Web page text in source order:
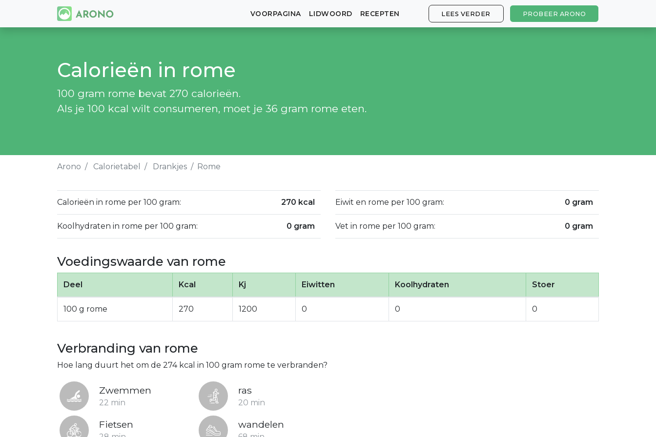
VOORPAGINA LIDWOORD RECEPTEN LEES VERDER PROBEER ARONO
Calorieën in rome
100 gram rome bevat 270 calorieën.
Als je 100 kcal wilt consumeren, moet je 36 gram rome eten.
Arono Calorietabel Drankjes Rome
Calorieën in rome per 100 gram: 270 kcal
Koolhydraten in rome per 100 gram: 0 gram
Eiwit en rome per 100 gram: 0 gram
Vet in rome per 100 gram: 0 gram
Voedingswaarde van rome
Deel Kcal Kj Eiwitten Koolhydraten Stoer
100 g rome 270 1200 0 0 0
Verbranding van rome
Hoe lang duurt het om de 274 kcal in 100 gram rome te verbranden?
Zwemmen
22 min
ras
20 min
Fietsen wandelen